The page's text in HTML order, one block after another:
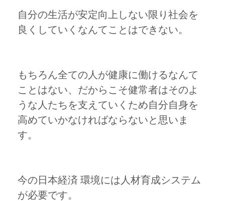
自分の生活が安定向上しない限り社会を
良くしていくなんてことはできない。
もちろん全ての人が健康に働けるなんて
ことはない、だからこそ健常者はそのよ
うな人たちを支えていくため自分自身を
高めていかなければならないと思いま
す。
今の日本経済 環境には人材育成システム
が必要です。